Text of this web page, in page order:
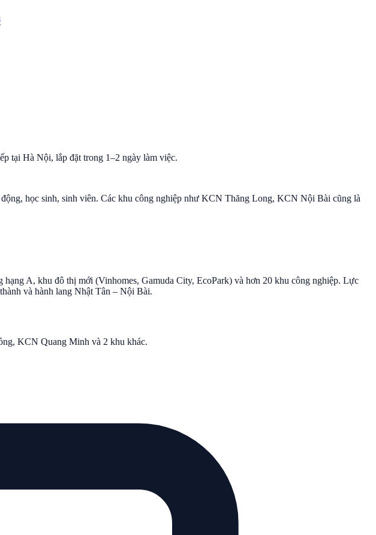
tại Hà Nội, lắp đặt trong 1–2 ngày làm việc.
học sinh, sinh viên. Các khu công nghiệp như KCN Thăng Long, KCN Nội Bài cũng là
A, khu đô thị mới (Vinhomes, Gamuda City, EcoPark) và hơn 20 khu công nghiệp. Lực
và hành lang Nhật Tân – Nội Bài.
KCN Quang Minh và 2 khu khác.